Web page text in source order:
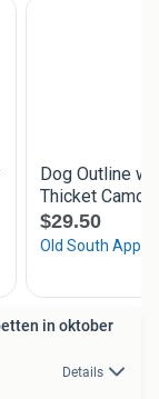
in oktober
Details